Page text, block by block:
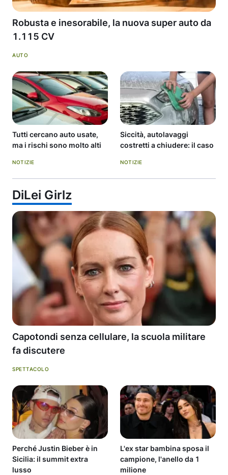
Robusta e inesorabile, la nuova super auto da
1.115 CV
AUTO
Tutti cercano auto usate,
ma i rischi sono molto alti
NOTIZIE
Siccità, autolavaggi
costretti a chiudere: il caso
NOTIZIE
DiLei Girlz
Capotondi senza cellulare, la scuola militare
fa discutere
SPETTACOLO
Perché Justin Bieber è in
Sicilia: il summit extra
lusso
L'ex star bambina sposa il
campione, l'anello da 1
milione